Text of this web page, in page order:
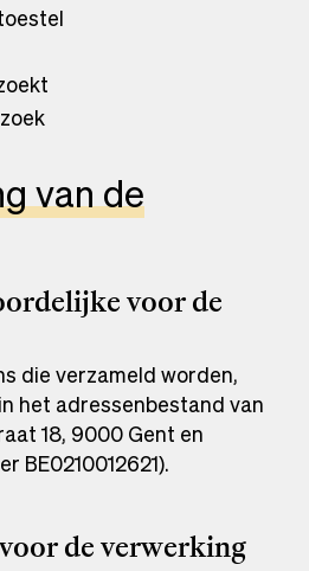
van de
voor de
die verzameld worden,
het adressenbestand van
18, 9000 Gent en
BE0210012621).
de verwerking